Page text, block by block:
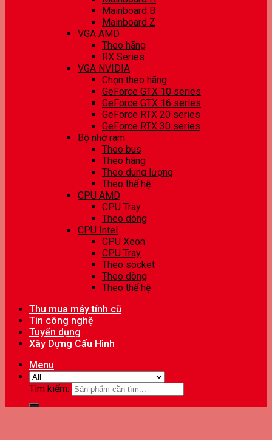
Mainboard B
Mainboard Z
VGA AMD
Theo hãng
RX Series
VGA NVIDIA
Chọn theo hãng
GeForce GTX 10 series
GeForce GTX 16 series
GeForce RTX 20 series
GeForce RTX 30 series
Bộ nhớ ram
Theo bus
Theo hãng
Theo dung lượng
Theo thế hệ
CPU AMD
CPU Tray
Theo dòng
CPU Intel
CPU Xeon
CPU Tray
Theo socket
Theo dòng
Theo thế hệ
Thu mua máy tính cũ
Tin công nghệ
Tuyển dụng
Xây Dựng Cấu Hình
Menu
Tìm kiếm: